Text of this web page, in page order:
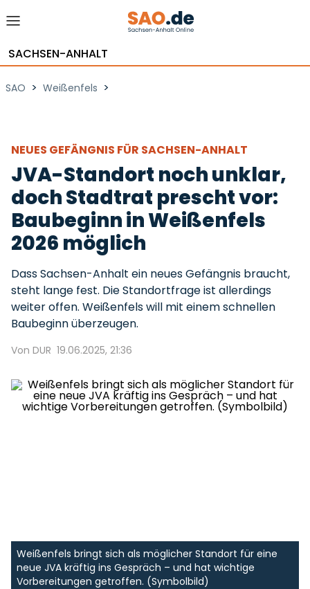
SACHSEN-ANHALT
SAO > Weißenfels >
NEUES GEFÄNGNIS FÜR SACHSEN-ANHALT
JVA-Standort noch unklar,
doch Stadtrat prescht vor:
Baubeginn in Weißenfels
2026 möglich
Dass Sachsen-Anhalt ein neues Gefängnis braucht,
steht lange fest. Die Standortfrage ist allerdings
weiter offen. Weißenfels will mit einem schnellen
Baubeginn überzeugen.
Von DUR 19.06.2025, 21:36
Weißenfels bringt sich als möglicher Standort für eine
neue JVA kräftig ins Gespräch – und hat wichtige
Vorbereitungen getroffen. (Symbolbild)